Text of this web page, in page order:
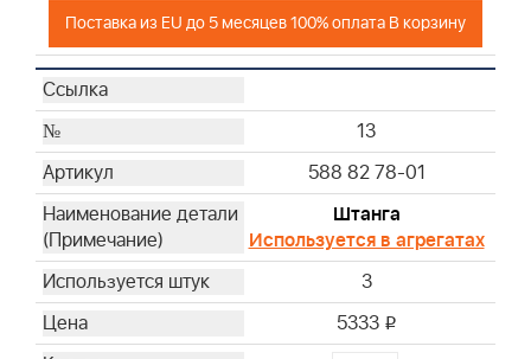
Поставка из EU до 5 месяцев 100% оплата В корзину
13
588 82 78-01
Штанга
Используется в агрегатах
3
5333 i